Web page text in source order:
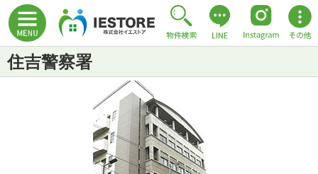
住吉警察署